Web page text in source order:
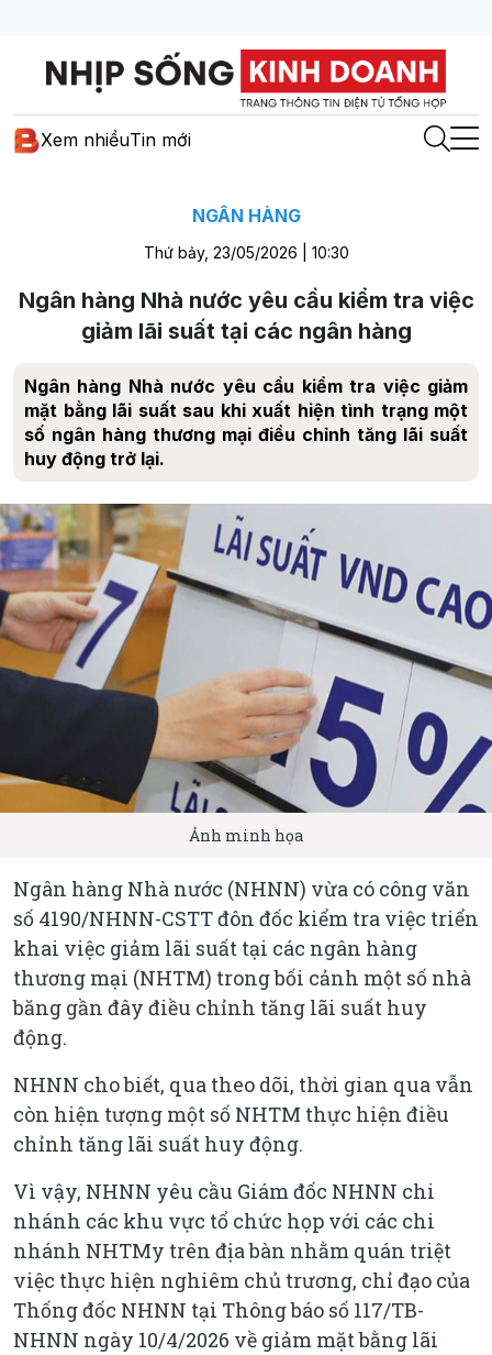
Xem nhiềuTin mới
NGÂN HÀNG
Thứ bảy, 23/05/2026 | 10:30
Ngân hàng Nhà nước yêu cầu kiểm tra việc
giảm lãi suất tại các ngân hàng
Ngân hàng Nhà nước yêu cầu kiểm tra việc giảm
mặt bằng lãi suất sau khi xuất hiện tình trạng một
số ngân hàng thương mại điều chỉnh tăng lãi suất
huy động trở lại.
Ảnh minh họa
Ngân hàng Nhà nước (NHNN) vừa có công văn
số 4190/NHNN-CSTT đôn đốc kiểm tra việc triển
khai việc giảm lãi suất tại các ngân hàng
thương mại (NHTM) trong bối cảnh một số nhà
băng gần đây điều chỉnh tăng lãi suất huy
động.
NHNN cho biết, qua theo dõi, thời gian qua vẫn
còn hiện tượng một số NHTM thực hiện điều
chỉnh tăng lãi suất huy động.
Vì vậy, NHNN yêu cầu Giám đốc NHNN chi
nhánh các khu vực tổ chức họp với các chi
nhánh NHTMy trên địa bàn nhằm quán triệt
việc thực hiện nghiêm chủ trương, chỉ đạo của
Thống đốc NHNN tại Thông báo số 117/TB-
NHNN ngày 10/4/2026 về giảm mặt bằng lãi